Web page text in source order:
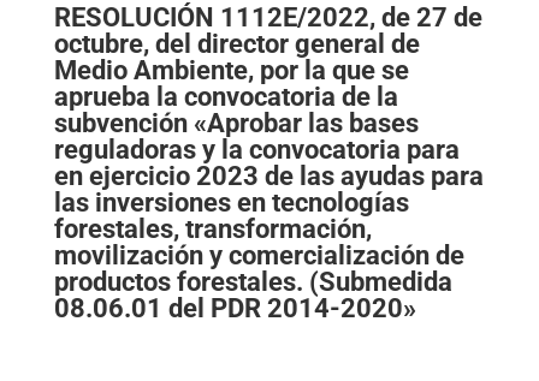
RESOLUCIÓN 1112E/2022,de 27 de
octubre, del director general de
Medio Ambiente, por la que se
aprueba la convocatoria de la
subvención «Aprobar las bases
reguladoras y la convocatoria para
en ejercicio 2023 de las ayudas para
las inversiones en tecnologías
forestales, transformación,
movilización y comercialización de
productos forestales. (Submedida
08.06.01 del PDR 2014-2020»